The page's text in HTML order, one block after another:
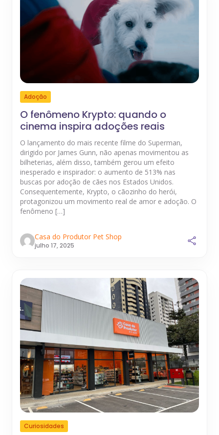
Adoção
O fenômeno Krypto: quando o
cinema inspira adoções reais
O lançamento do mais recente filme do Superman,
dirigido por James Gunn, não apenas movimentou as
bilheterias, além disso, também gerou um efeito
inesperado e inspirador: o aumento de 513% nas
buscas por adoção de cães nos Estados Unidos.
Consequentemente, Krypto, o cãozinho do herói,
protagonizou um movimento real de amor e adoção. O
fenômeno […]
Casa do Produtor Pet Shop
julho 17, 2025
Curiosidades